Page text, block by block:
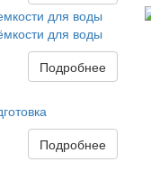
для воды
Подробнее
Подробнее